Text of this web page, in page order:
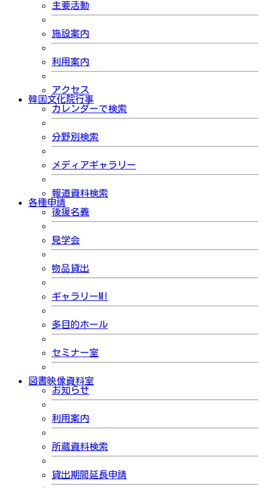
主要活動
施設案内
利用案内
アクセス
韓国文化院行事
カレンダーで検索
分野別検索
メディアギャラリー
報道資料検索
各種申請
後援名義
見学会
物品貸出
ギャラリーMI
多目的ホール
セミナー室
図書映像資料室
お知らせ
利用案内
所蔵資料検索
貸出期間延長申請